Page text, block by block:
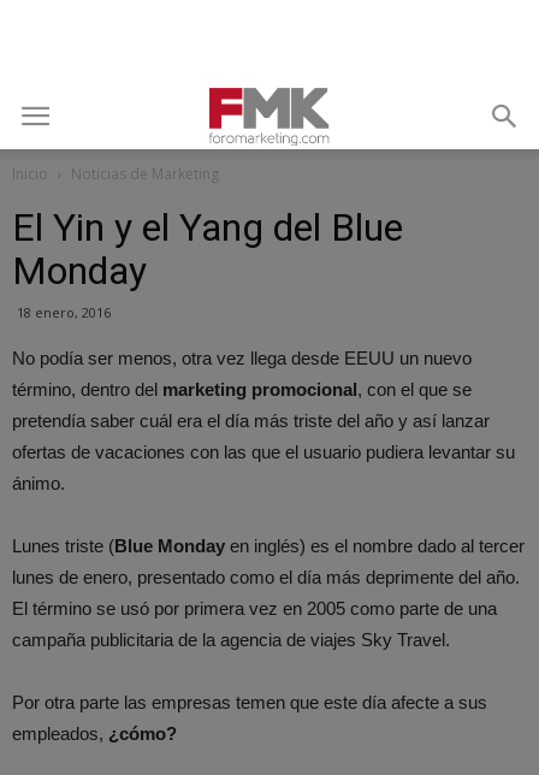
Inicio Noticias de Marketing
El Yin y el Yang del Blue
Monday
18 enero, 2016
No podía ser menos, otra vez llega desde EEUU un nuevo
término, dentro del marketing promocional, con el que se
pretendía saber cuál era el día más triste del año y así lanzar
ofertas de vacaciones con las que el usuario pudiera levantar su
ánimo.
Lunes triste (Blue Monday en inglés) es el nombre dado al tercer
lunes de enero, presentado como el día más deprimente del año.
El término se usó por primera vez en 2005 como parte de una
campaña publicitaria de la agencia de viajes Sky Travel.
Por otra parte las empresas temen que este día afecte a sus
empleados, ¿cómo?